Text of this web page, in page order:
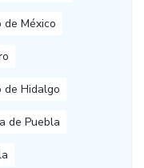
México
de Hidalgo
de Puebla